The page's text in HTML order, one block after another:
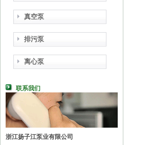
真空泵
排污泵
离心泵
联系我们
浙江扬子江泵业有限公司